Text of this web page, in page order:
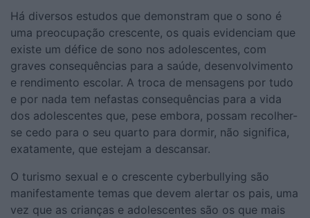
Há diversos estudos que demonstram que o sono é
uma preocupação crescente, os quais evidenciam que
existe um défice de sono nos adolescentes, com
graves consequências para a saúde, desenvolvimento
e rendimento escolar. A troca de mensagens por tudo
e por nada tem nefastas consequências para a vida
dos adolescentes que, pese embora, possam recolher-
se cedo para o seu quarto para dormir, não significa,
exatamente, que estejam a descansar.
O turismo sexual e o crescente cyberbullying são
manifestamente temas que devem alertar os pais, uma
vez que as crianças e adolescentes são os que mais